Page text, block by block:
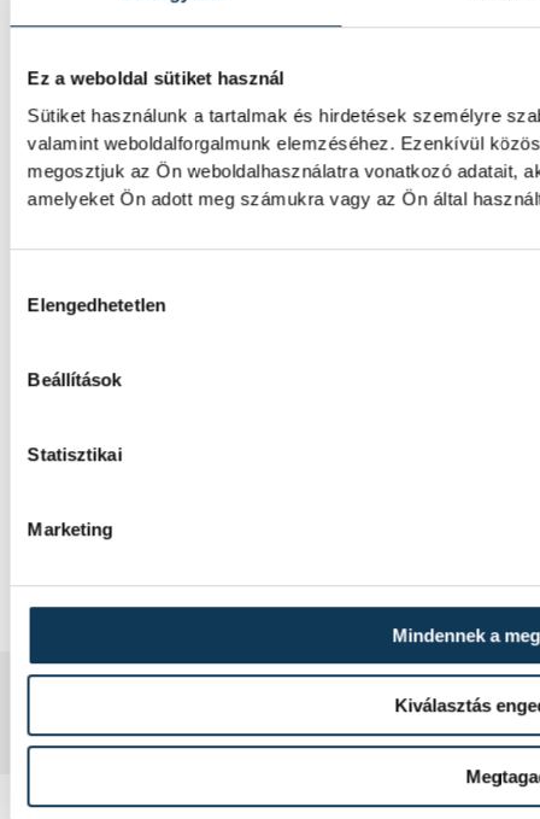
Ez a weboldal sütiket használ
Sütiket használunk a tartalmak és hirdetések személyre
valamint weboldalforgalmunk elemzéséhez. Ezenkívül
megosztjuk az Ön weboldalhasználatra vonatkozó adatait,
amelyeket Ön adott meg számukra vagy az Ön által
Elengedhetetlen
Beállítások
Statisztikai
Marketing
Mindennek a
Kiválasztás
Nagy ugrás az elitbe
Rendkívül szoros és kiegyensúlyozott
as Európa-bajnokságon a Veszprémi
távolugrója Horváth Botond.
2008-2026 BAKONY-BALATON MÉDIA KFT.